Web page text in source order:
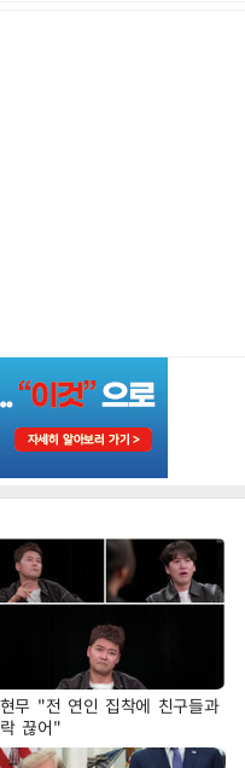
무 "전 연인 집착에 친구들과
끊어"